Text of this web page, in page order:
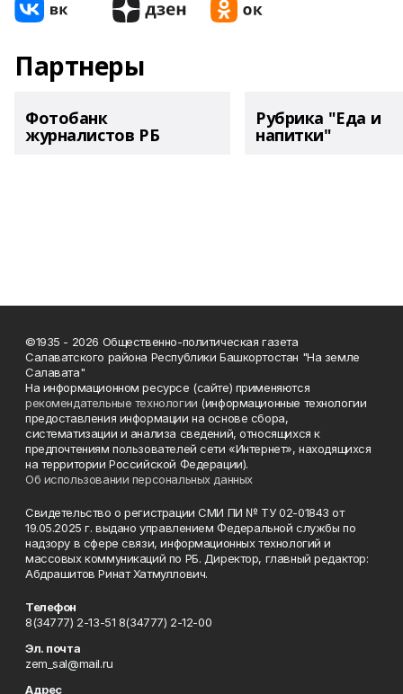
Партнеры
Фотобанк
журналистов РБ
Рубрика "Еда и
напитки"
©1935 - 2026 Общественно-политическая газета
Салаватского района Республики Башкортостан "На земле
Салавата"
На информационном ресурсе (сайте) применяются
рекомендательные технологии (информационные технологии
предоставления информации на основе сбора,
систематизации и анализа сведений, относящихся к
предпочтениям пользователей сети «Интернет», находящихся
на территории Российской Федерации).
Об использовании персональных данных
Свидетельство о регистрации СМИ ПИ № ТУ 02-01843 от
19.05.2025 г. выдано управлением Федеральной службы по
надзору в сфере связи, информационных технологий и
массовых коммуникаций по РБ. Директор, главный редактор:
Абдрашитов Ринат Хатмуллович.
Телефон
8(34777) 2-13-51 8(34777) 2-12-00
Эл. почта
zem_sal@mail.ru
Адрес